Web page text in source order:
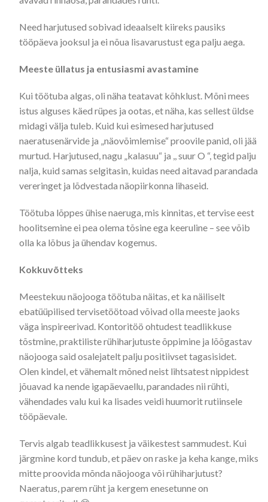
Need harjutused sobivad ideaalselt kiireks pausiks
tööpäeva jooksul ja ei nõua lisavarustust ega palju aega.
Meeste üllatus ja entusiasmi avastamine
Kui töötuba algas, oli näha teatavat kõhklust. Mõni mees
istus alguses käed rüpes ja ootas, et näha, kas sellest üldse
midagi välja tuleb. Kuid kui esimesed harjutused
naeratusenärvide ja „näovõimlemise“ proovile panid, oli jää
murtud. Harjutused, nagu „kalasuu“ ja ,, suur O “, tegid palju
nalja, kuid samas selgitasin, kuidas need aitavad parandada
vereringet ja lõdvestada näopiirkonna lihaseid.
Töötuba lõppes ühise naeruga, mis kinnitas, et tervise eest
hoolitsemine ei pea olema tõsine ega keeruline – see võib
olla ka lõbus ja ühendav kogemus.
Kokkuvõtteks
Meestekuu näojooga töötuba näitas, et ka näiliselt
ebatüüpilised tervisetöötoad võivad olla meeste jaoks
väga inspireerivad. Kontoritöö ohtudest teadlikkuse
tõstmine, praktiliste rühiharjutuste õppimine ja lõõgastav
näojooga said osalejatelt palju positiivset tagasisidet.
Olen kindel, et vähemalt mõned neist lihtsatest nippidest
jõuavad ka nende igapäevaellu, parandades nii rühti,
vähendades valu kui ka lisades veidi huumorit rutiinsele
tööpäevale.
Tervis algab teadlikkusest ja väikestest sammudest. Kui
järgmine kord tundub, et päev on raske ja keha kange, miks
mitte proovida mõnda näojooga või rühiharjutust?
Naeratus, parem rüht ja kergem enesetunne on